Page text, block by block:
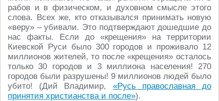
рабов и в физическом, и духовном смысле этого
слова. Всех же, кто отказывался принимать новую
«веру» – убивали. Это подтверждают дошедшие до
нас факты. Если до «крещения» на территории
Киевской Руси было 300 городов и проживало 12
миллионов жителей, то после «крещения» осталось
только 30 городов и 3 миллиона населения! 270
городов были разрушены! 9 миллионов людей было
убито! (Дий Владимир, «Русь православная до
принятия христианства и после»).